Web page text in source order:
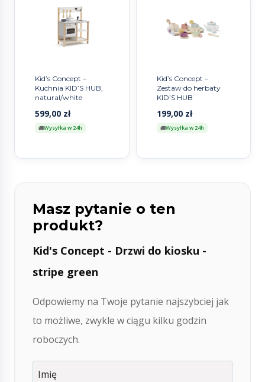
Kid’s Concept –
Kuchnia KID’S HUB,
natural/white
599,00 zł
Wysyłka w 24h
Kid’s Concept –
Zestaw do herbaty
KID’S HUB
199,00 zł
Wysyłka w 24h
Masz pytanie o ten
produkt?
Kid's Concept - Drzwi do kiosku -
stripe green
Odpowiemy na Twoje pytanie najszybciej jak
to możliwe, zwykle w ciągu kilku godzin
roboczych.